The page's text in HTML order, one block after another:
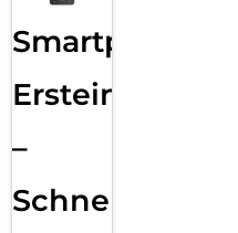
Smartphone
Ersteinrichtung
–
Schnelle